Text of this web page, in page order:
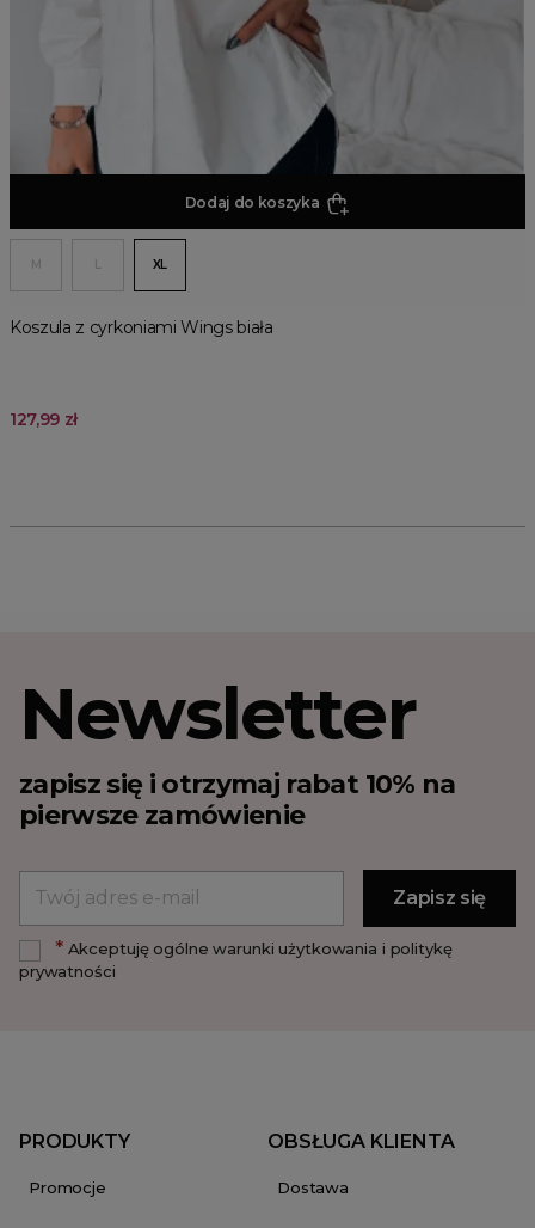
Dodaj do koszyka
M L XL
Koszula z cyrkoniami Wings biała
127,99 zł
Newsletter
zapisz się i otrzymaj rabat 10% na
pierwsze zamówienie
*Akceptuję ogólne warunki użytkowania i politykę
prywatności
PRODUKTY
Promocje
OBSŁUGA KLIENTA
Dostawa